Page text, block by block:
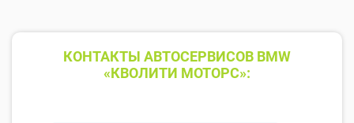
КОНТАКТЫ АВТОСЕРВИСОВ BMW
«КВОЛИТИ МОТОРС»: